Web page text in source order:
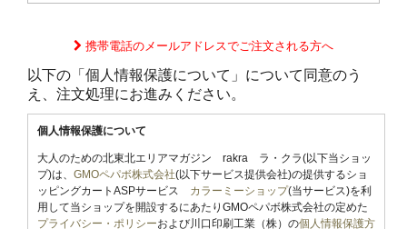
携帯電話のメールアドレスでご注文される方へ
以下の「個人情報保護について」について同意のう
え、注文処理にお進みください。
個人情報保護について
大人のための北東北エリアマガジン rakra ラ・クラ(以下当ショッ
プ)は、 GMOペパボ株式会社(以下サービス提供会社)の提供するショ
ッピングカートASPサービス カラーミーショップ(当サービス)を利
用して当ショップを開設するにあたりGMOペパボ株式会社の定めた
プライバシー・ポリシーおよび川口印刷工業（株）の個人情報保護方